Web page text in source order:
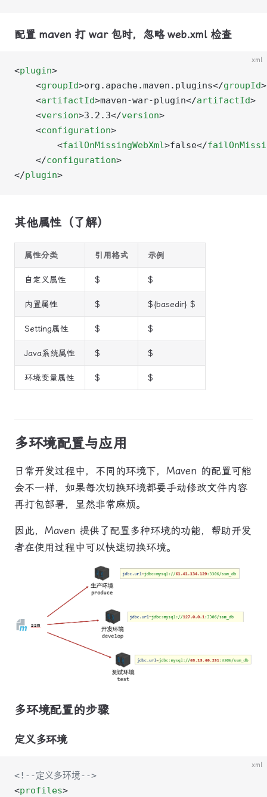
配置 maven 打 war 包时，忽略 web.xml 检查
xml
<plugin>
    <
groupId>org.apache.maven.plugins</groupId>
    <
artifactId>maven-war-plugin</artifactId>
    <
version>3.2.3</version>
    <
configuration>
        <
failOnMissingWebXml>false</
    </
configuration>
</plugin>
其他属性（了解）
属性分类 引用格式 示例
自定义属性 $ $
内置属性 $ ${basedir} $
Setting属性 $ $
Java系统属性 $ $
环境变量属性 $ $
多环境配置与应用
日常开发过程中，不同的环境下，Maven 的配置可能
会不一样，如果每次切换环境都要手动修改文件内容
再打包部署，显然非常麻烦。
因此，Maven 提供了配置多种环境的功能，帮助开发
者在使用过程中可以快速切换环境。
多环境配置的步骤
定义多环境
xml
<!--定义多环境-->
<profiles>